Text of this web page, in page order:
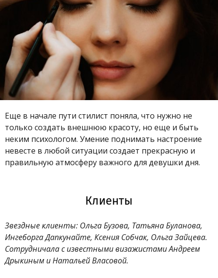
Еще в начале пути стилист поняла, что нужно не
только создать внешнюю красоту, но еще и быть
неким психологом. Умение поднимать настроение
невесте в любой ситуации создает прекрасную и
правильную атмосферу важного для девушки дня.
Клиенты
Звездные клиенты: Ольга Бузова, Татьяна Буланова,
Ингеборга Дапкунайте, Ксения Собчак, Ольга Зайцева.
Сотрудничала с известными визажистами Андреем
Дрыкиным и Натальей Власовой.